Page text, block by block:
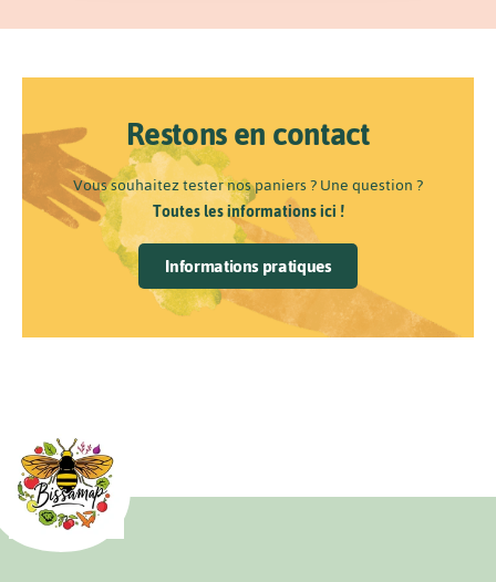
Restons en contact
Vous souhaitez tester nos paniers ? Une question ?
Toutes les informations ici !
Informations pratiques